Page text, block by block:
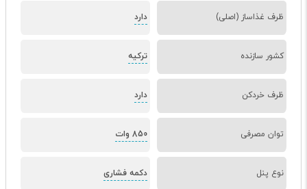
ظرف غذاساز (اصلی) دارد
کشور سازنده ترکیه
ظرف خردکن دارد
توان مصرفی 850 وات
نوع پنل دکمه فشاری